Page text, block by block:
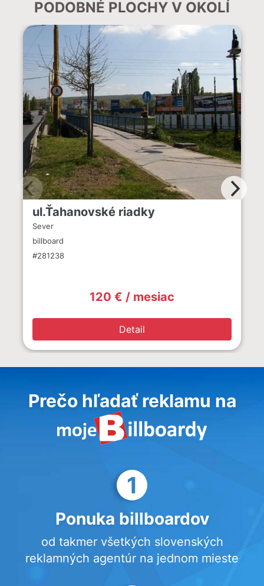
PODOBNÉ PLOCHY V OKOLÍ
ul.Ťahanovské riadky
Sever
billboard
#281238
120 € / mesiac
Detail
Prečo hľadať reklamu na
1
Ponuka billboardov
od takmer všetkých slovenských
reklamných agentúr na jednom mieste